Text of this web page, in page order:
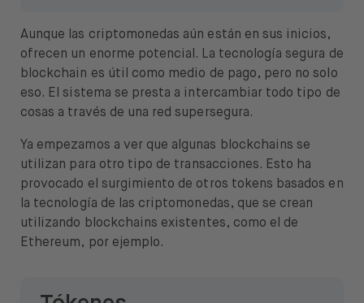
Aunque las criptomonedas aún están en sus inicios,
ofrecen un enorme potencial. La tecnología segura de
blockchain es útil como medio de pago, pero no solo
eso. El sistema se presta a intercambiar todo tipo de
cosas a través de una red supersegura.
Ya empezamos a ver que algunas blockchains se
utilizan para otro tipo de transacciones. Esto ha
provocado el surgimiento de otros tokens basados en
la tecnología de las criptomonedas, que se crean
utilizando blockchains existentes, como el de
Ethereum, por ejemplo.